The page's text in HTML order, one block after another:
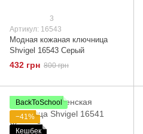
3
Артикул: 16543
Модная кожаная ключница
Shvigel 16543 Серый
432 грн 800 грн
BackToSchool
−41%
Кешбек